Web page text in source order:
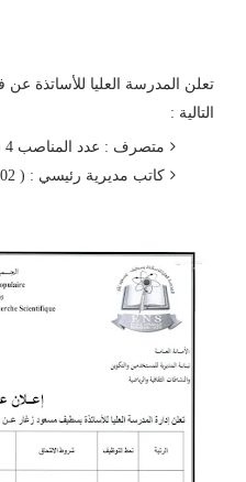
تعلن المدرسة العليا للأساتذة
التالية :
متصرف : عدد المناصب 4 ( الاقامة بسطيف )
كاتب مديرية رئيسي : ( 02 مناصب ) الاقامة بسطيف